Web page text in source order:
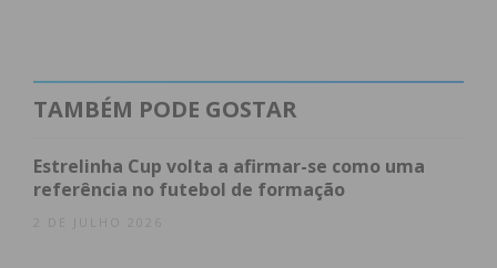
TAMBÉM PODE GOSTAR
Estrelinha Cup volta a afirmar-se como uma
referência no futebol de formação